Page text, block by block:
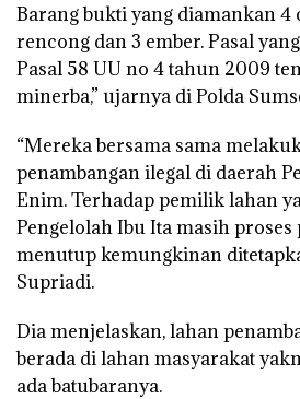
Barang bukti yang diamankan 4
rencong dan 3 ember. Pasal
Pasal 58 UU no 4 tahun 2009
minerba,” ujarnya di Polda
“Mereka bersama sama
penambangan ilegal di daerah
Enim. Terhadap pemilik lahan
Pengelolah Ibu Ita masih
menutup kemungkinan
Supriadi.
Dia menjelaskan, lahan
berada di lahan masyarakat
ada batubaranya.